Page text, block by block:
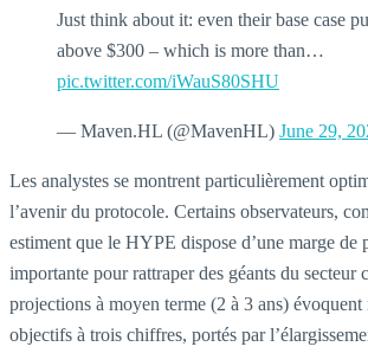
Just think about it: even their base case
above $300 – which is more than…
pic.twitter.com/iWauS80SHU
— Maven.HL (@MavenHL) June 29,
Les analystes se montrent particulièrement
l’avenir du protocole. Certains observateurs,
estiment que le HYPE dispose d’une marge de
importante pour rattraper des géants du
projections à moyen terme (2 à 3 ans) évoquent
objectifs à trois chiffres, portés par